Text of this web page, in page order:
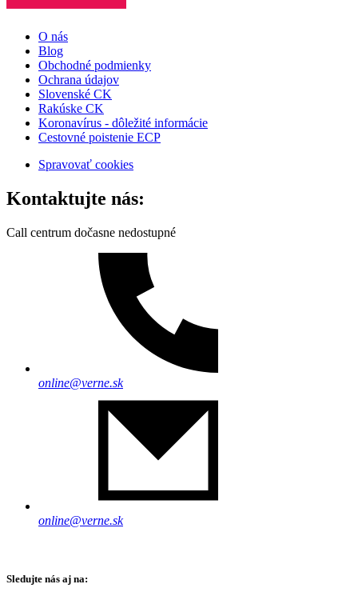
O nás
Blog
Obchodné podmienky
Ochrana údajov
Slovenské CK
Rakúske CK
Koronavírus - dôležité informácie
Cestovné poistenie ECP
Spravovať cookies
Kontaktujte nás:
Call centrum dočasne nedostupné
online@verne.sk
online@verne.sk
Sledujte nás aj na: